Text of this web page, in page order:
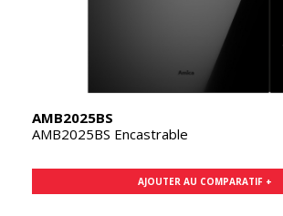
AMB2025BS
AMB2025BS Encastrable
AJOUTER AU COMPARATIF +